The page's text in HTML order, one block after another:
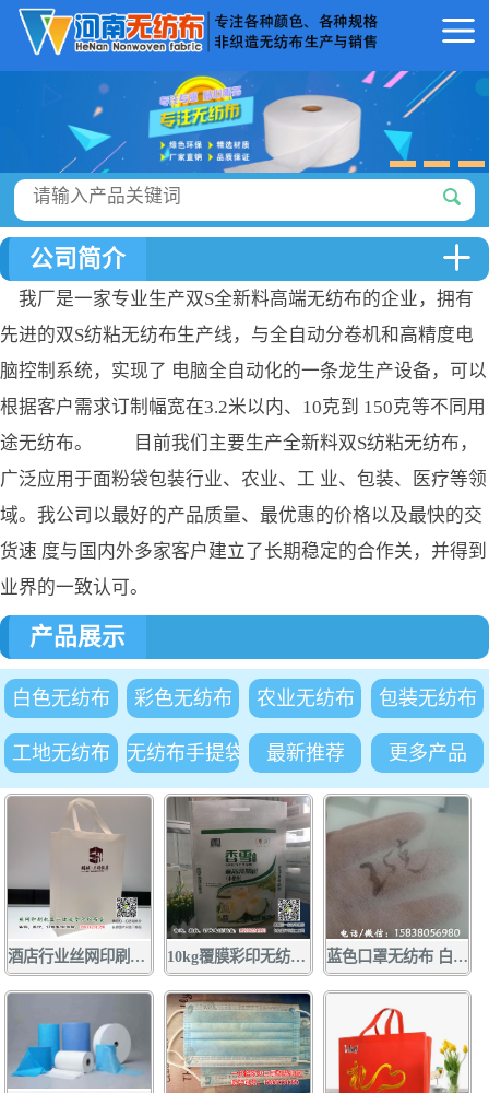
公司简介
我厂是一家专业生产双S全新料高端无纺布的企业，拥有
先进的双S纺粘无纺布生产线，与全自动分卷机和高精度电
脑控制系统，实现了 电脑全自动化的一条龙生产设备，可以
根据客户需求订制幅宽在3.2米以内、10克到 150克等不同用
途无纺布。 目前我们主要生产全新料双S纺粘无纺布，
广泛应用于面粉袋包装行业、农业、工 业、包装、医疗等领
域。我公司以最好的产品质量、最优惠的价格以及最快的交
货速 度与国内外多家客户建立了长期稳定的合作关，并得到
业界的一致认可。
产品展示
白色无纺布 彩色无纺布 农业无纺布 包装无纺布
工地无纺布 无纺布手提袋 最新推荐 更多产品
酒店行业丝网印刷手提袋广告订做 1000条起量 质优价廉 酒店行业 10kg覆膜彩印无纺布面粉袋批发定做 厂家供应无纺布面粉袋小包装袋 蓝色口罩无纺布 白色口罩无纺布厂家大量现货供应